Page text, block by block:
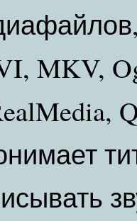
MKV,